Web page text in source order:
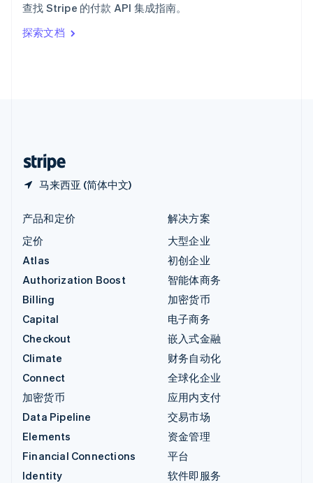
查找 Stripe 的付款 API 集成指南。
探索文档
马来西亚 (简体中文)
ItalianoEnglish
印度
English
产品和定价
定价
Atlas
Authorization Boost
Billing
Capital
Checkout
Climate
Connect
加密货币
Data Pipeline
Elements
Financial Connections
Identity
解决方案
大型企业
初创企业
智能体商务
加密货币
电子商务
嵌入式金融
财务自动化
全球化企业
应用内支付
交易市场
资金管理
平台
软件即服务